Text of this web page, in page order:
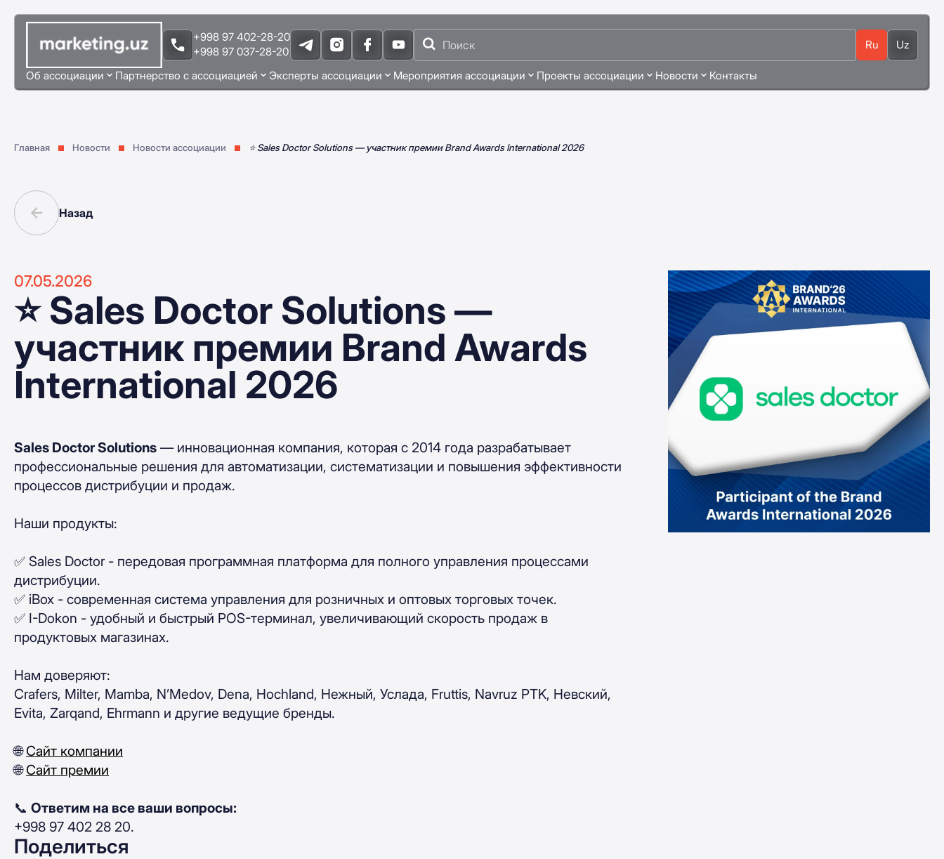
+998 97 402-28-20
+998 97 037-28-20
Ru Uz
Об ассоциации Партнерство с ассоциацией Эксперты ассоциации Мероприятия ассоциации Проекты ассоциации Новости Контакты
Главная Новости Новости ассоциации ⭐️ Sales Doctor Solutions — участник премии Brand Awards International 2026
Назад
07.05.2026
⭐️ Sales Doctor Solutions —
участник премии Brand Awards
International 2026
Sales Doctor Solutions — инновационная компания, которая с 2014 года разрабатывает
профессиональные решения для автоматизации, систематизации и повышения эффективности
процессов дистрибуции и продаж.
Наши продукты:
✅ Sales Doctor - передовая программная платформа для полного управления процессами
дистрибуции.
✅ iBox - современная система управления для розничных и оптовых торговых точек.
✅ I-Dokon - удобный и быстрый POS-терминал, увеличивающий скорость продаж в
продуктовых магазинах.
Нам доверяют:
Crafers, Milter, Mamba, N’Medov, Dena, Hochland, Нежный, Услада, Fruttis, Navruz PTK, Невский,
Evita, Zarqand, Ehrmann и другие ведущие бренды.
🌐Сайт компании
🌐Сайт премии
📞 Ответим на все ваши вопросы:
+998 97 402 28 20.
Поделиться